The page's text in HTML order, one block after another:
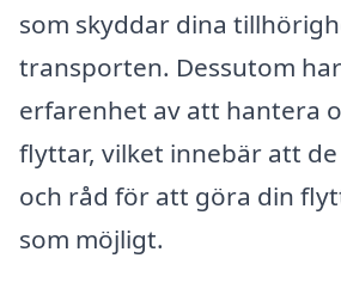
som skyddar dina
transporten. Dessutom
erfarenhet av att hantera
flyttar, vilket innebär att
och råd för att göra din
som möjligt.